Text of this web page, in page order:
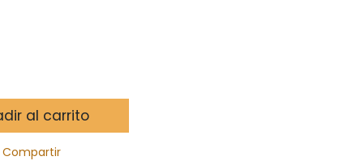
al carrito
Compartir